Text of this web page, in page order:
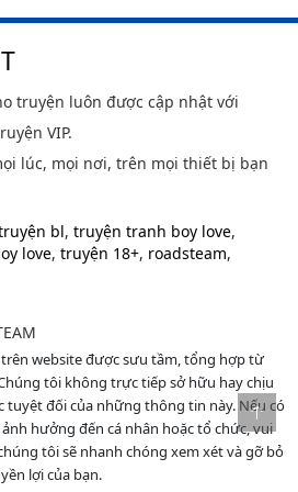
truyện luôn được cập nhật với
VIP.
lúc, mọi nơi, trên mọi thiết bị bạn
bl, truyện tranh boy love,
love, truyện 18+, roadsteam,
website được sưu tầm, tổng hợp từ
tôi không trực tiếp sở hữu hay chịu
tuyệt đối của những thông tin này. Nếu có
hưởng đến cá nhân hoặc tổ chức, vui
tôi sẽ nhanh chóng xem xét và gỡ bỏ
lợi của bạn.